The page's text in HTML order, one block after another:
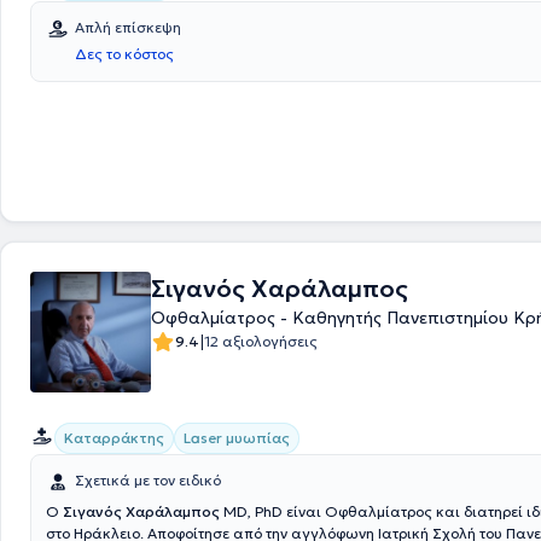
10.000 διαθλαστικές και άλλες οφθαλμολογικές επεμβάσεις και
μεγάλο αριθμό ημεδαπών και αλλοδαπών διαθλαστικών
κόσμο. Επιπλέον, είναι καθηγητής Οφθαλμολογίας στο Weill -
College της Νέας Υόρκης, επισκέπτης καθηγητής στο Ιατρικό
Απλή επίσκεψη
Δες το κόστος
Σιγανός Χαράλαμπος
Οφθαλμίατρος - Καθηγητής Πανεπιστημίου
9.4|12 αξιολογήσεις
Καταρράκτης Laser μυωπίας
Σχετικά με τον ειδικό
Ο Σιγανός Χαράλαμπος MD, PhD είναι Οφθαλμίατρος και διατηρεί
στο Ηράκλειο. Αποφοίτησε από την αγγλόφωνη Ιατρική Σχολή του